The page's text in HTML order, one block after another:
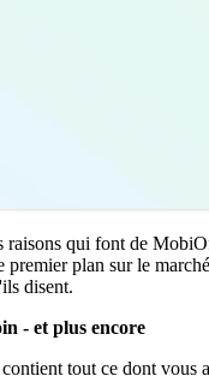
raisons qui font de
plan sur le
disent.
- et plus encore
tout ce dont vous